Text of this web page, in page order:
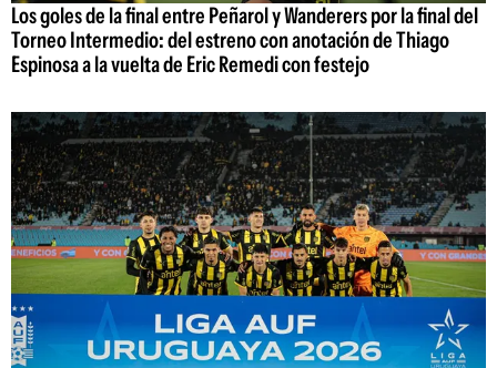
Los goles de la final entre Peñarol y Wanderers por la final del
Torneo Intermedio: del estreno con anotación de Thiago
Espinosa a la vuelta de Eric Remedi con festejo